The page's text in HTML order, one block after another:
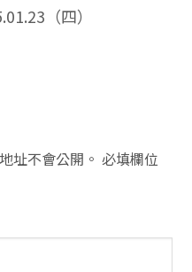
（四）
址不會公開。 必填欄位